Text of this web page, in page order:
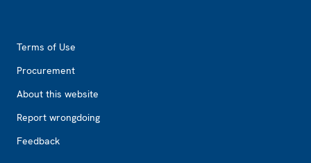
Terms of Use
Procurement
About this website
Report wrongdoing
Feedback